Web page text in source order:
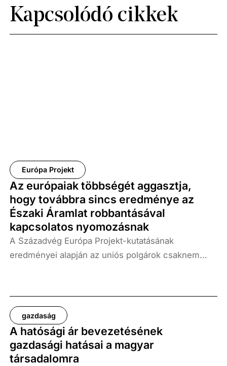
Kapcsolódó cikkek
Európa Projekt
Az európaiak többségét aggasztja,
hogy továbbra sincs eredménye az
Északi Áramlat robbantásával
kapcsolatos nyomozásnak
A Századvég Európa Projekt-kutatásának
eredményei alapján az uniós polgárok csaknem
eredménye az Európai Unió kritikus infrastruktúrája
ellen elkövetett, történelmi léptékű támadással
kapcsolatos vizsgálatoknak.
gazdaság
A hatósági ár bevezetésének
gazdasági hatásai a magyar
társadalomra